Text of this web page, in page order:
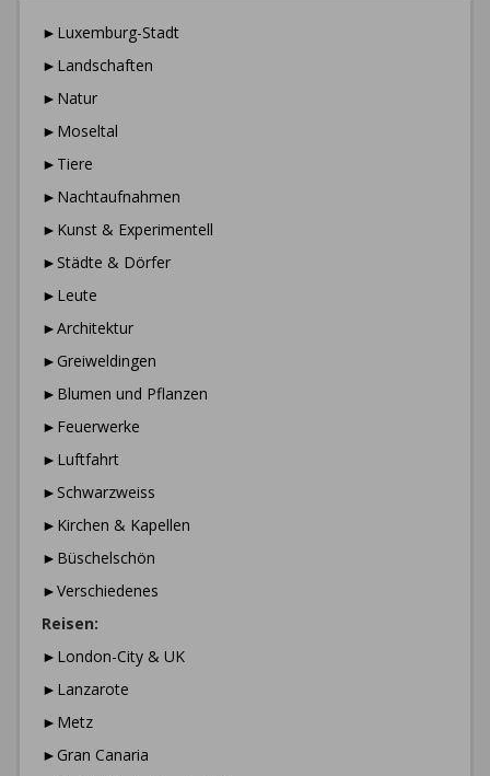
►Luxemburg-Stadt
►Landschaften
►Natur
►Moseltal
►Tiere
►Nachtaufnahmen
►Kunst & Experimentell
►Städte & Dörfer
►Leute
►Architektur
►Greiweldingen
►Blumen und Pflanzen
►Feuerwerke
►Luftfahrt
►Schwarzweiss
►Kirchen & Kapellen
►Büschelschön
►Verschiedenes
Reisen:
►London-City & UK
►Lanzarote
►Metz
►Gran Canaria